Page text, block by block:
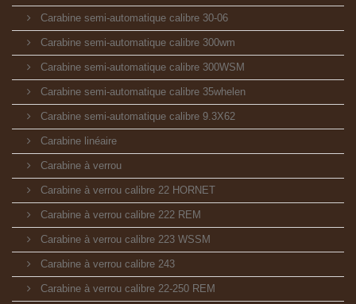
Carabine semi-automatique calibre 30-06
Carabine semi-automatique calibre 300wm
Carabine semi-automatique calibre 300WSM
Carabine semi-automatique calibre 35whelen
Carabine semi-automatique calibre 9.3X62
Carabine linéaire
Carabine à verrou
Carabine à verrou calibre 22 HORNET
Carabine à verrou calibre 222 REM
Carabine à verrou calibre 223 WSSM
Carabine à verrou calibre 243
Carabine à verrou calibre 22-250 REM